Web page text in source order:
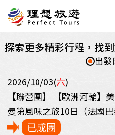
探索更多精彩行程，找
出發
2026/10/03(六)
【聯營團】
【歐洲河輪】
曼第風味之旅10日（法國巴
已成團